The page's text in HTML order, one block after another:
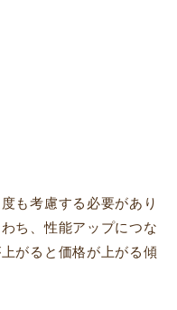
も考慮する必要があり
ち、性能アップにつな
がると価格が上がる傾